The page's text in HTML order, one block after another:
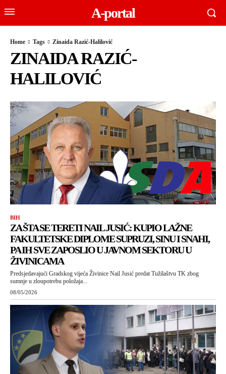
A-portal
Home Tags Zinaida Razić-Halilović
ZINAIDA RAZIĆ-
HALILOVIĆ
BIH
ZA ŠTA SE TERETI NAIL JUSIĆ: KUPIO LAŽNE
FAKULTETSKE DIPLOME SUPRUZI, SINU I SNAHI,
PA IH SVE ZAPOSLIO U JAVNOM SEKTORU U
ŽIVINICAMA
Predsjedavajući Gradskog vijeća Živinice Nail Jusić predat Tužilaštvu TK zbog
sumnje u zloupotrebu položaja...
08/05/2026